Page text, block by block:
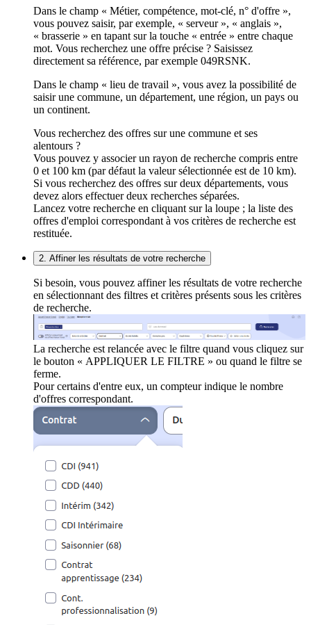
Dans le champ « Métier, compétence, mot-clé, n° d'offre »,
vous pouvez saisir, par exemple, « serveur », « anglais »,
« brasserie » en tapant sur la touche « entrée » entre chaque
mot. Vous recherchez une offre précise ? Saisissez
directement sa référence, par exemple 049RSNK.
Dans le champ « lieu de travail », vous avez la possibilité de
saisir une commune, un département, une région, un pays ou
un continent.
Vous recherchez des offres sur une commune et ses
alentours ?
Vous pouvez y associer un rayon de recherche compris entre
0 et 100 km (par défaut la valeur sélectionnée est de 10 km).
Si vous recherchez des offres sur deux départements, vous
devez alors effectuer deux recherches séparées.
Lancez votre recherche en cliquant sur la loupe ; la liste des
offres d'emploi correspondant à vos critères de recherche est
restituée.
2. Affiner les résultats de votre recherche
Si besoin, vous pouvez affiner les résultats de votre recherche
en sélectionnant des filtres et critères présents sous les critères
de recherche.
La recherche est relancée avec le filtre quand vous cliquez sur
le bouton « APPLIQUER LE FILTRE » ou quand le filtre se
ferme.
Pour certains d'entre eux, un compteur indique le nombre
d'offres correspondant.